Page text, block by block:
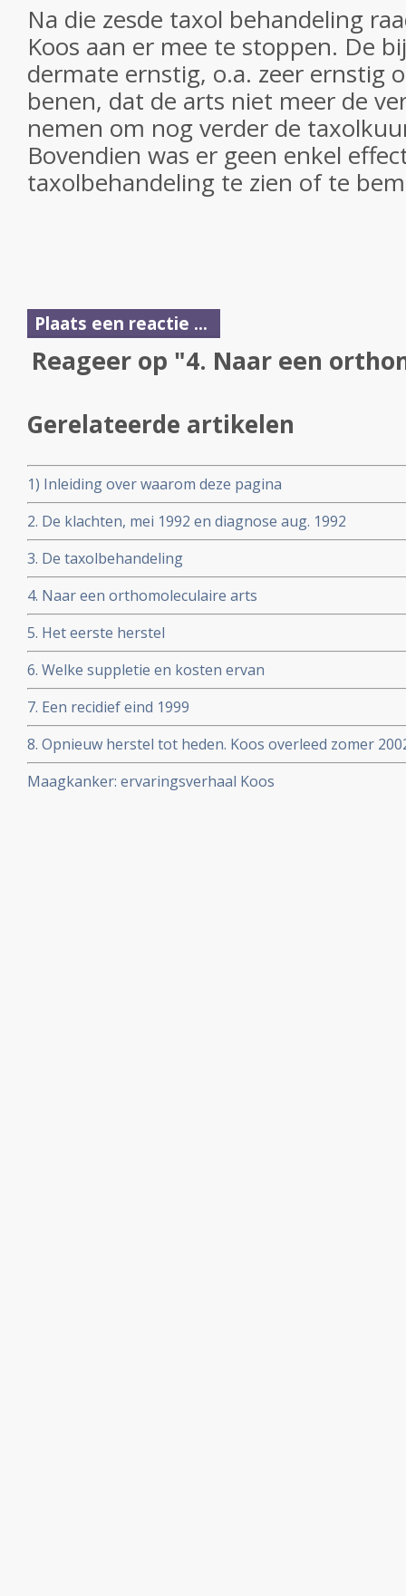
Na die zesde taxol behandeling
Koos aan er mee te stoppen. De
dermate ernstig, o.a. zeer ernstig
benen, dat de arts niet meer de
nemen om nog verder de
Bovendien was er geen enkel
taxolbehandeling te zien of te
Plaats een reactie ...
Reageer op "4. Naar een
Gerelateerde artikelen
1) Inleiding over waarom deze pagina
2. De klachten, mei 1992 en diagnose aug. 1992
3. De taxolbehandeling
4. Naar een orthomoleculaire arts
5. Het eerste herstel
6. Welke suppletie en kosten ervan
7. Een recidief eind 1999
8. Opnieuw herstel tot heden. Koos overleed zomer
Maagkanker: ervaringsverhaal Koos